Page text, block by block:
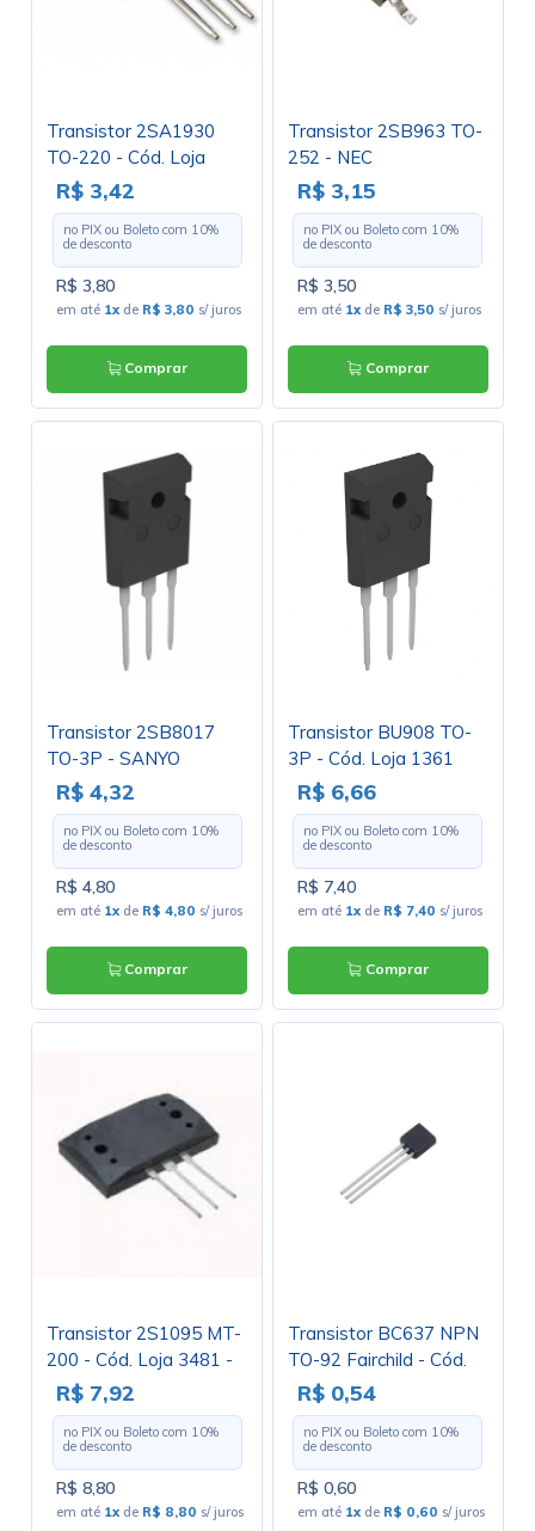
Transistor 2SA1930
TO-220 - Cód. Loja
2522 - Toshiba
R$ 3,42
no PIX ou Boleto com 10%
de desconto
R$ 3,80
em até 1x de R$ 3,80 s/ juros
Comprar
Transistor 2SB963 TO-
252 - NEC
R$ 3,15
no PIX ou Boleto com 10%
de desconto
R$ 3,50
em até 1x de R$ 3,50 s/ juros
Comprar
Transistor 2SB8017
TO-3P - SANYO
R$ 4,32
no PIX ou Boleto com 10%
de desconto
R$ 4,80
em até 1x de R$ 4,80 s/ juros
Comprar
Transistor BU908 TO-
3P - Cód. Loja 1361
R$ 6,66
no PIX ou Boleto com 10%
de desconto
R$ 7,40
em até 1x de R$ 7,40 s/ juros
Comprar
Transistor 2S1095 MT-
200 - Cód. Loja 3481 -
TOSHIBA
R$ 7,92
no PIX ou Boleto com 10%
de desconto
R$ 8,80
em até 1x de R$ 8,80 s/ juros
Transistor BC637 NPN
TO-92 Fairchild - Cód.
Loja 2881
R$ 0,54
no PIX ou Boleto com 10%
de desconto
R$ 0,60
em até 1x de R$ 0,60 s/ juros